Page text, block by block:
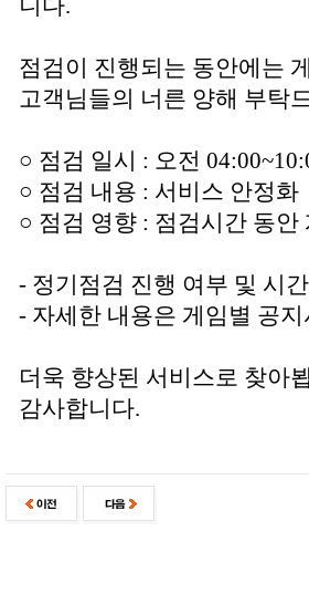
니다.
점검이 진행되는 동안에는
고객님들의 너른 양해 부탁
○ 점검 일시 : 오전
○ 점검 내용 : 서비스 안정화
○ 점검 영향 : 점검시간 동안
- 정기점검 진행 여부 및 시
- 자세한 내용은 게임별 공
더욱 향상된 서비스로 찾아
감사합니다.